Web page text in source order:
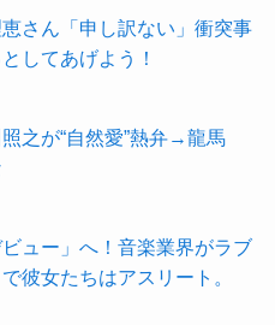
さん「申し訳ない」衝突事
してあげよう！
之が“自然愛”熱弁→龍馬
ュー」へ！音楽業界がラブ
彼女たちはアスリート。